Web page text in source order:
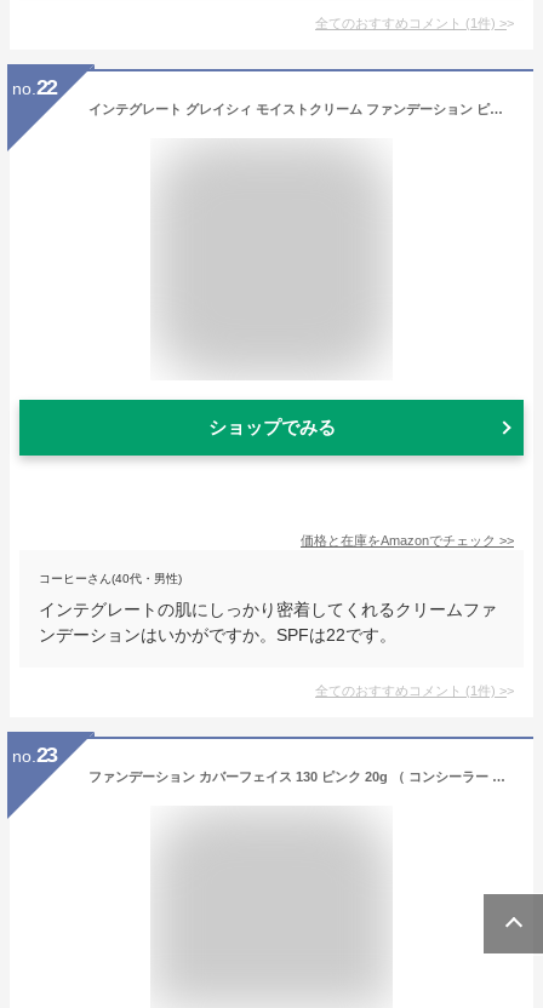
全てのおすすめコメント (1件) >
no. 22
インテグレート グレイシィ モイストクリーム ファンデーション ピンクオークル10 赤味よりで明るめの肌色 SPF22・PA++ 25g
ショップでみる
価格と在庫をAmazonでチェック >>
コーヒーさん(40代・男性)
インテグレートの肌にしっかり密着してくれるクリームファ
ンデーションはいかがですか。SPFは22です。
全てのおすすめコメント (1件) >
no. 23
ファンデーション カバーフェイス 130 ピンク 20g （ コンシーラー カバーファンデーション ニキビ跡 シミ 毛穴 日本製 ）（ナチュラクター）